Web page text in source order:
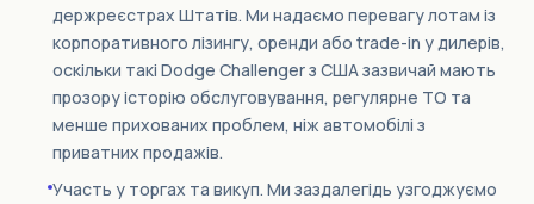
держреєстрах Штатів. Ми надаємо перевагу лотам із
корпоративного лізингу, оренди або trade-in у дилерів,
оскільки такі Dodge Challenger з США зазвичай мають
прозору історію обслуговування, регулярне ТО та
менше прихованих проблем, ніж автомобілі з
приватних продажів.
Участь у торгах та викуп. Ми заздалегідь узгоджуємо